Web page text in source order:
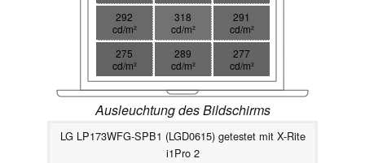
292
cd/m²
318
cd/m²
291
cd/m²
275
cd/m²
289
cd/m²
277
cd/m²
Ausleuchtung des Bildschirms
LG LP173WFG-SPB1 (LGD0615) getestet mit X-Rite
i1Pro 2